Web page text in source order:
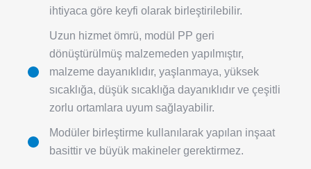
ihtiyaca göre keyfi olarak birleştirilebilir.
Uzun hizmet ömrü, modül PP geri
dönüştürülmüş malzemeden yapılmıştır,
malzeme dayanıklıdır, yaşlanmaya, yüksek
sıcaklığa, düşük sıcaklığa dayanıklıdır ve çeşitli
zorlu ortamlara uyum sağlayabilir.
Modüler birleştirme kullanılarak yapılan inşaat
basittir ve büyük makineler gerektirmez.